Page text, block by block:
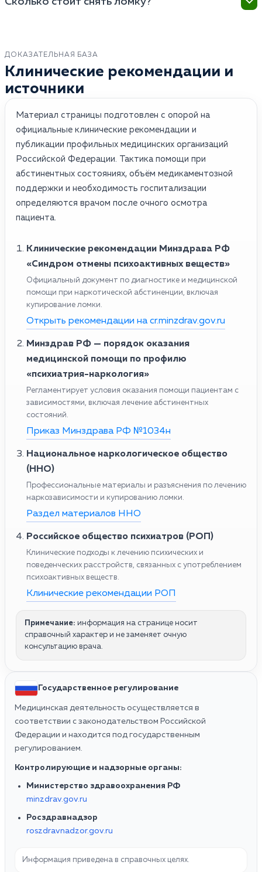
капельницу и дать снотворное для облегчения
капельница на дому стоит дешевле, чем процедура
УБОД или многодневное пребывание в VIP-
стационаре), но точную стоимость врач сможет
назвать только после осмотра пациента.
ДОКАЗАТЕЛЬНАЯ БАЗА
Клинические рекомендации и
источники
Материал страницы подготовлен с опорой на
официальные клинические рекомендации и
публикации профильных медицинских организаций
Российской Федерации. Тактика помощи при
абстинентных состояниях, объём медикаментозной
поддержки и необходимость госпитализации
определяются врачом после очного осмотра
пациента.
Клинические рекомендации Минздрава РФ
«Синдром отмены психоактивных веществ»
Официальный документ по диагностике и медицинской
помощи при наркотической абстиненции, включая
купирование ломки.
Открыть рекомендации на cr.minzdrav.gov.ru
Минздрав РФ — порядок оказания
медицинской помощи по профилю
«психиатрия-наркология»
Регламентирует условия оказания помощи пациентам с
зависимостями, включая лечение абстинентных
состояний.
Приказ Минздрава РФ №1034н
Национальное наркологическое общество
(ННО)
Профессиональные материалы и разъяснения по лечению
наркозависимости и купированию ломки.
Раздел материалов ННО
Российское общество психиатров (РОП)
Клинические подходы к лечению психических и
поведенческих расстройств, связанных с употреблением
психоактивных веществ.
Клинические рекомендации РОП
Примечание: информация на странице носит
справочный характер и не заменяет очную
консультацию врача.
Государственное регулирование
Медицинская деятельность осуществляется в
соответствии с законодательством Российской
Федерации и находится под государственным
регулированием.
Контролирующие и надзорные органы:
Министерство здравоохранения РФ
minzdrav.gov.ru
Росздравнадзор
roszdravnadzor.gov.ru
Информация приведена в справочных целях.